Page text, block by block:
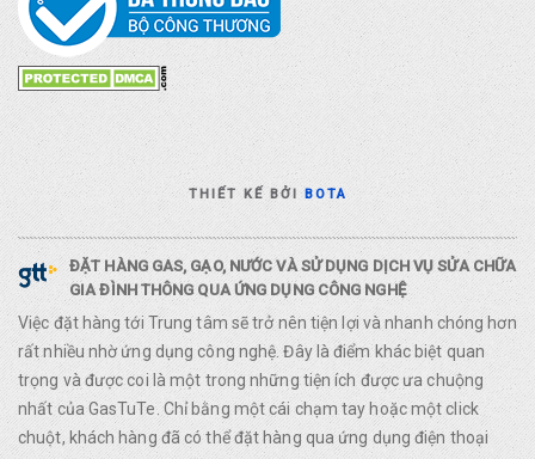
THIẾT KẾ BỞIBOTA
ĐẶT HÀNG GAS, GẠO, NƯỚC VÀ SỬ DỤNG DỊCH VỤ SỬA CHỮA
GIA ĐÌNH THÔNG QUA ỨNG DỤNG CÔNG NGHỆ
Việc đặt hàng tới Trung tâm sẽ trở nên tiện lợi và nhanh chóng hơn
rất nhiều nhờ ứng dụng công nghệ. Đây là điểm khác biệt quan
trọng và được coi là một trong những tiện ích được ưa chuộng
nhất của GasTuTe. Chỉ bằng một cái chạm tay hoặc một click
chuột, khách hàng đã có thể đặt hàng qua ứng dụng điện thoại